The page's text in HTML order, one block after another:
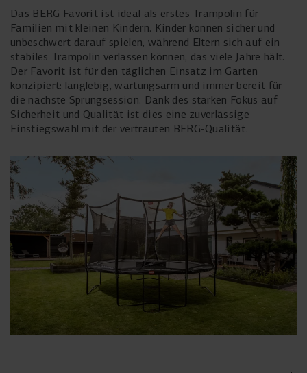
Das BERG Favorit ist ideal als erstes Trampolin für
Familien mit kleinen Kindern. Kinder können sicher und
unbeschwert darauf spielen, während Eltern sich auf ein
stabiles Trampolin verlassen können, das viele Jahre hält.
Der Favorit ist für den täglichen Einsatz im Garten
konzipiert: langlebig, wartungsarm und immer bereit für
die nächste Sprungsession. Dank des starken Fokus auf
Sicherheit und Qualität ist dies eine zuverlässige
Einstiegswahl mit der vertrauten BERG-Qualität.